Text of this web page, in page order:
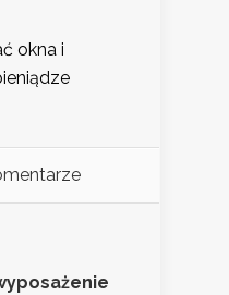
okna i